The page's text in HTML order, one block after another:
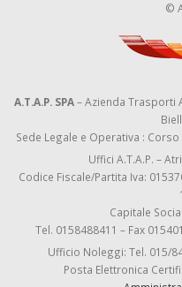
©
A.T.A.P. SPA– Azienda Trasporti
Sede Legale e Operativa :
Uffici A.T.A.P. –
Codice Fiscale/Partita Iva:
Capitale
Tel. 0158488411 – Fax
Ufficio Noleggi: Tel. 015/
Posta Elettronica